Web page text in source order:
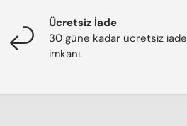
Ücretsiz İade
30 güne kadar ücretsiz iade
imkanı.